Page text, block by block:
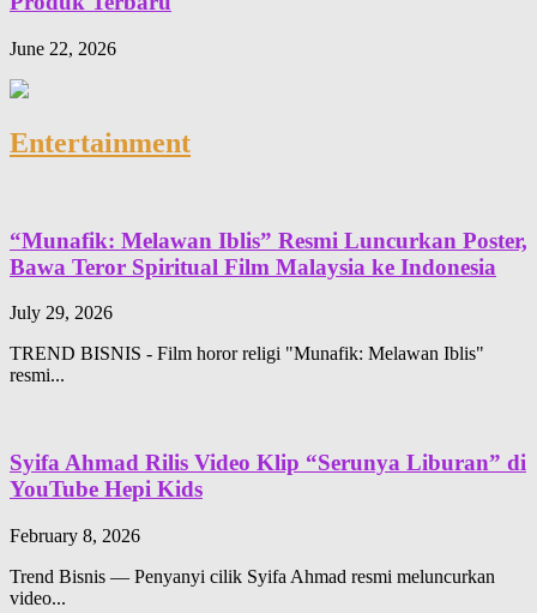
June 22, 2026
Entertainment
“Munafik: Melawan Iblis” Resmi Luncurkan Poster,
Bawa Teror Spiritual Film Malaysia ke Indonesia
July 29, 2026
TREND BISNIS - Film horor religi "Munafik: Melawan Iblis"
resmi...
Syifa Ahmad Rilis Video Klip “Serunya Liburan” di
YouTube Hepi Kids
February 8, 2026
Trend Bisnis — Penyanyi cilik Syifa Ahmad resmi meluncurkan
video...